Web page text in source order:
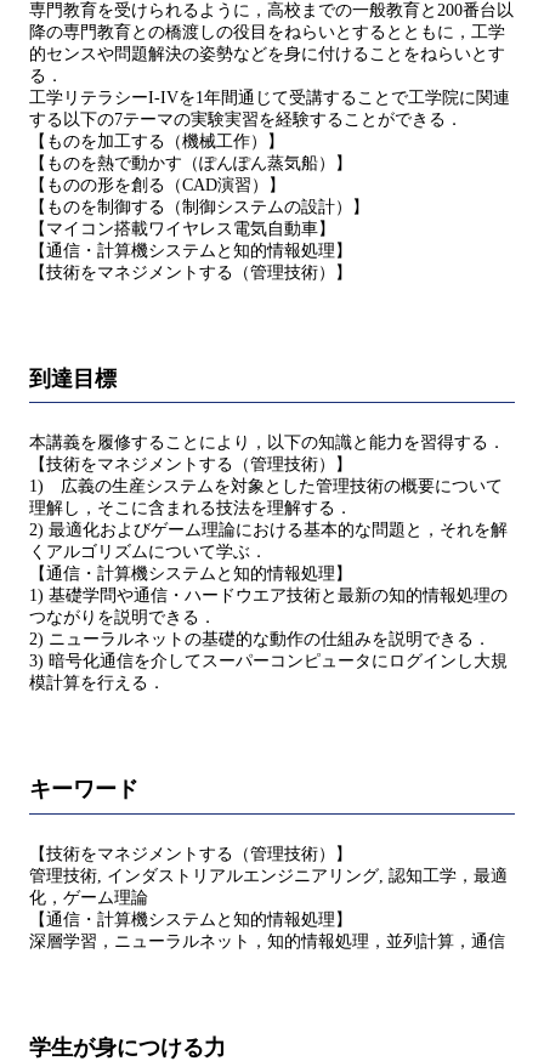
専門教育を受けられるように，高校までの一般教育と200番台以
降の専門教育との橋渡しの役目をねらいとするとともに，工学
的センスや問題解決の姿勢などを身に付けることをねらいとす
る．
工学リテラシーI-IVを1年間通じて受講することで工学院に関連
する以下の7テーマの実験実習を経験することができる．
【ものを加工する（機械工作）】
【ものを熱で動かす（ぽんぽん蒸気船）】
【ものの形を創る（CAD演習）】
【ものを制御する（制御システムの設計）】
【マイコン搭載ワイヤレス電気自動車】
【通信・計算機システムと知的情報処理】
【技術をマネジメントする（管理技術）】
到達目標
本講義を履修することにより，以下の知識と能力を習得する．
【技術をマネジメントする（管理技術）】
1) 広義の生産システムを対象とした管理技術の概要について
理解し，そこに含まれる技法を理解する．
2) 最適化およびゲーム理論における基本的な問題と，それを解
くアルゴリズムについて学ぶ．
【通信・計算機システムと知的情報処理】
1) 基礎学問や通信・ハードウエア技術と最新の知的情報処理の
つながりを説明できる．
2) ニューラルネットの基礎的な動作の仕組みを説明できる．
3) 暗号化通信を介してスーパーコンピュータにログインし大規
模計算を行える．
キーワード
【技術をマネジメントする（管理技術）】
管理技術, インダストリアルエンジニアリング, 認知工学，最適
化，ゲーム理論
【通信・計算機システムと知的情報処理】
深層学習，ニューラルネット，知的情報処理，並列計算，通信
学生が身につける力